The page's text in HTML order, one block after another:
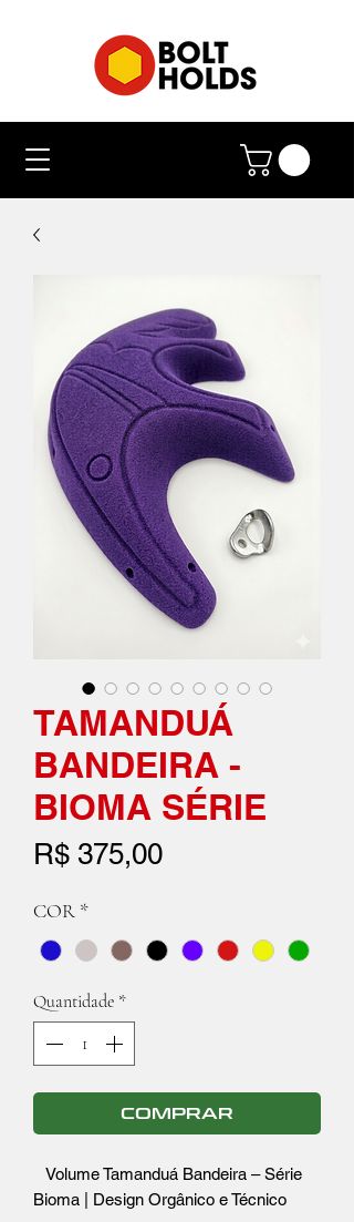
TAMANDUÁ
BANDEIRA -
BIOMA SÉRIE
R$ 375,00Preço
COR *
Quantidade *
COMPRAR
Volume Tamanduá Bandeira – Série
Bioma | Design Orgânico e Técnico